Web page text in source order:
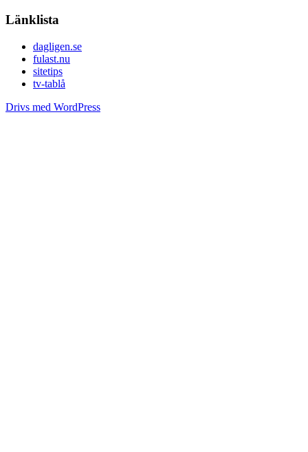
Länklista
dagligen.se
fulast.nu
sitetips
tv-tablå
Drivs med WordPress